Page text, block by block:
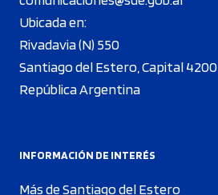
Ubicada en:
Rivadavia (N) 550
Santiago del Estero, Capital 4200
República Argentina
INFORMACIÓN DE INTERÉS
Más de Santiago del Estero